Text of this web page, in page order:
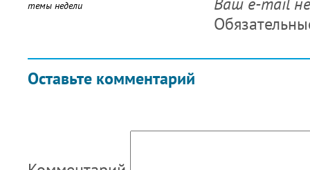
темы недели
Оставьте комментарий